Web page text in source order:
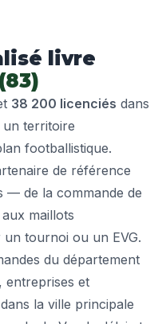
livre
38 200 licenciés dans
un territoire
footballistique.
de référence
— de la commande de
maillots
tournoi ou un EVG.
du département
entreprises et
la ville principale